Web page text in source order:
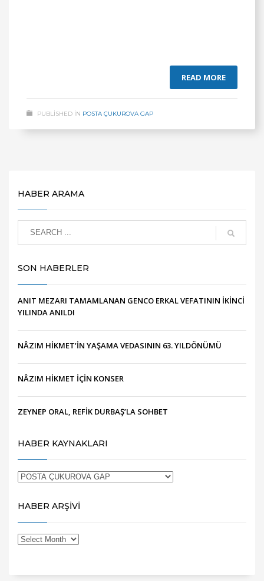
READ MORE
PUBLISHED IN POSTA ÇUKUROVA GAP
HABER ARAMA
SON HABERLER
ANIT MEZARI TAMAMLANAN GENCO ERKAL VEFATININ İKİNCİ
YILINDA ANILDI
NÂZIM HİKMET’İN YAŞAMA VEDASININ 63. YILDÖNÜMÜ
NÂZIM HİKMET İÇİN KONSER
ZEYNEP ORAL, REFİK DURBAŞ’LA SOHBET
HABER KAYNAKLARI
HABER ARŞİVİ